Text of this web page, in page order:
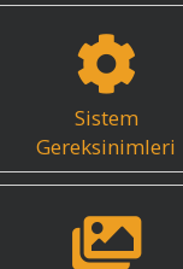
Sistem
Gereksinimleri